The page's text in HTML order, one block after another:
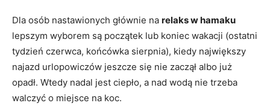
Dla osób nastawionych głównie na relaks w hamaku
lepszym wyborem są początek lub koniec wakacji (ostatni
tydzień czerwca, końcówka sierpnia), kiedy największy
najazd urlopowiczów jeszcze się nie zaczął albo już
opadł. Wtedy nadal jest ciepło, a nad wodą nie trzeba
walczyć o miejsce na koc.